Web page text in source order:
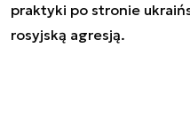
praktyki po stronie
rosyjską agresją.